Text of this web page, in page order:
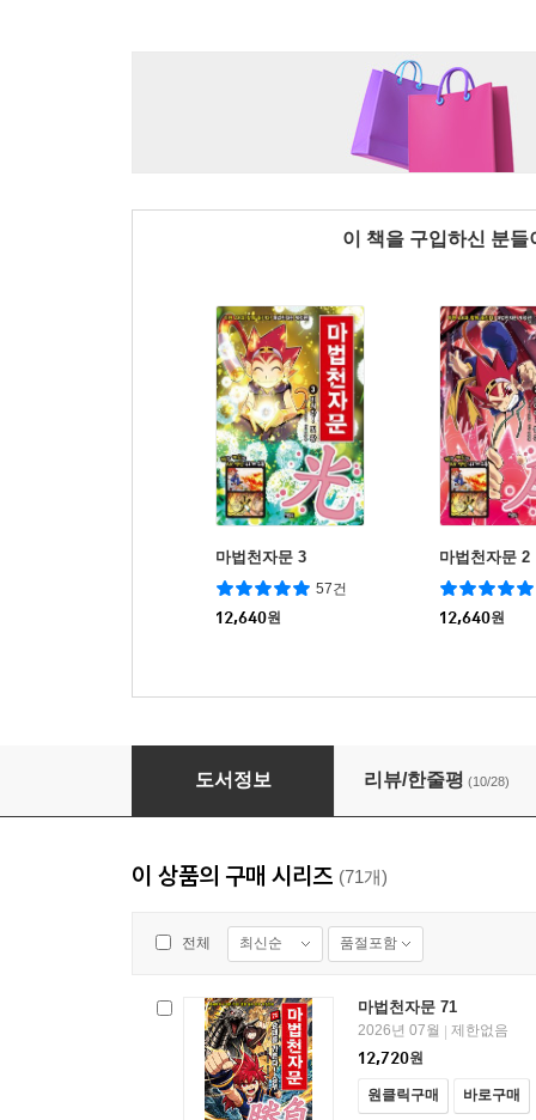
이 책을 구입하신 분
마법천자문 3
57건
12,640원
마법천자문 2
12,640원
마법천자문 7
도서정보 리뷰/한줄평 (10/28)
이 상품의 구매 시리즈 (71개)
전체 최신순 품절포함
마법천자문 71
2026년 07월 | 제한없음
12,720원
원클릭구매 바로구매